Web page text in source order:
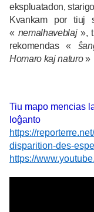
ekspluatadon,
Kvankam por tiuj
« nemalhaveblaj»,
rekomendas «
Homaro kaj naturo»
Tiu mapo mencias
loĝanto
https://
disparition-des-
https://